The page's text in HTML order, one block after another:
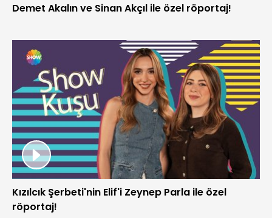
Demet Akalın ve Sinan Akçıl ile özel röportaj!
Kızılcık Şerbeti'nin Elif'i Zeynep Parla ile özel
röportaj!